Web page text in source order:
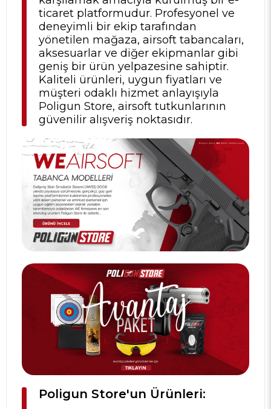
ticaret platformudur. Profesyonel ve
deneyimli bir ekip tarafından
yönetilen mağaza, airsoft tabancaları,
aksesuarlar ve diğer ekipmanlar gibi
geniş bir ürün yelpazesine sahiptir.
Kaliteli ürünleri, uygun fiyatları ve
müşteri odaklı hizmet anlayışıyla
Poligun Store, airsoft tutkunlarının
güvenilir alışveriş noktasıdır.
Poligun Store'un Ürünleri: